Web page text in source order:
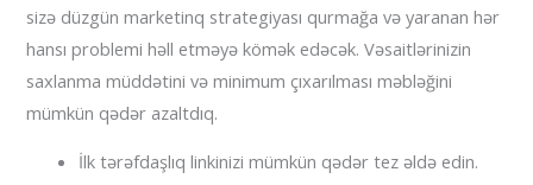
sizə düzgün marketinq strategiyası qurmağa və yaranan hər
hansı problemi həll etməyə kömək edəcək. Vəsaitlərinizin
saxlanma müddətini və minimum çıxarılması məbləğini
mümkün qədər azaltdıq.
İlk tərəfdaşlıq linkinizi mümkün qədər tez əldə edin.